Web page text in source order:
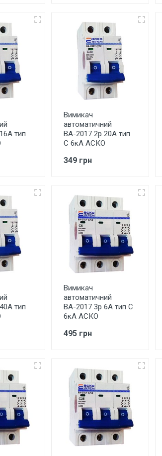
тип
Вимикач
автоматичний
ВА-2017 2р 20А тип
С 6кА АСКО
349 грн
тип
Вимикач
автоматичний
ВА-2017 3р 6А тип С
6кА АСКО
495 грн